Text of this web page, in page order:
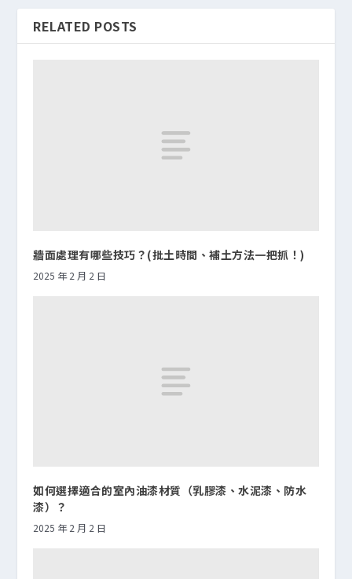
RELATED POSTS
牆面處理有哪些技巧？(批土時間、補土方法一把抓！)
2025 年 2 月 2 日
如何選擇適合的室內油漆材質（乳膠漆、水泥漆、防水
漆）？
2025 年 2 月 2 日